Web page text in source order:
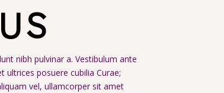
nibh pulvinar a. Vestibulum ante
ultrices posuere cubilia Curae;
vel, ullamcorper sit amet